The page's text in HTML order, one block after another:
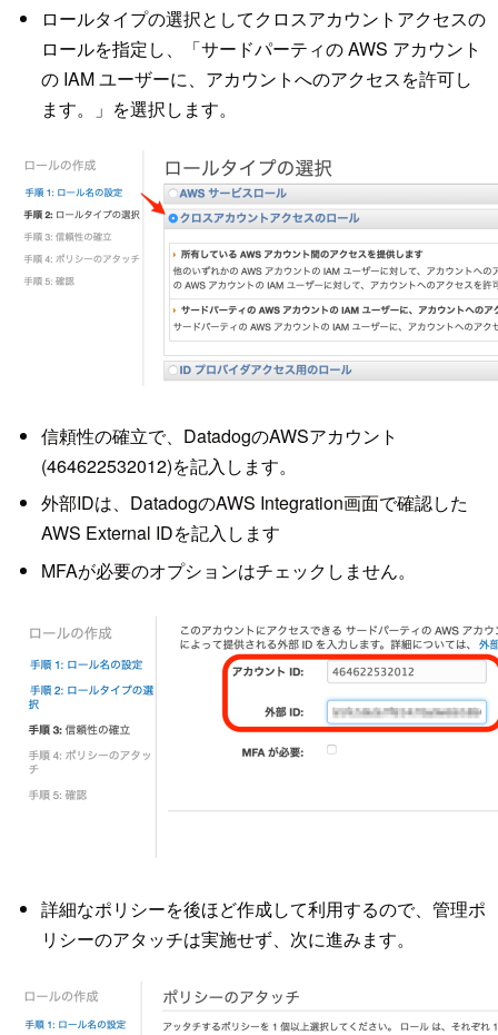
ロールタイプの選択としてクロスアカウントアクセスの
ロールを指定し、「サードパーティの AWS アカウント
の IAM ユーザーに、アカウントへのアクセスを許可し
ます。」を選択します。
信頼性の確立で、DatadogのAWSアカウント
(464622532012)を記入します。
外部IDは、DatadogのAWS Integration画面で確認した
AWS External IDを記入します
MFAが必要のオプションはチェックしません。
詳細なポリシーを後ほど作成して利用するので、管理ポ
リシーのアタッチは実施せず、次に進みます。